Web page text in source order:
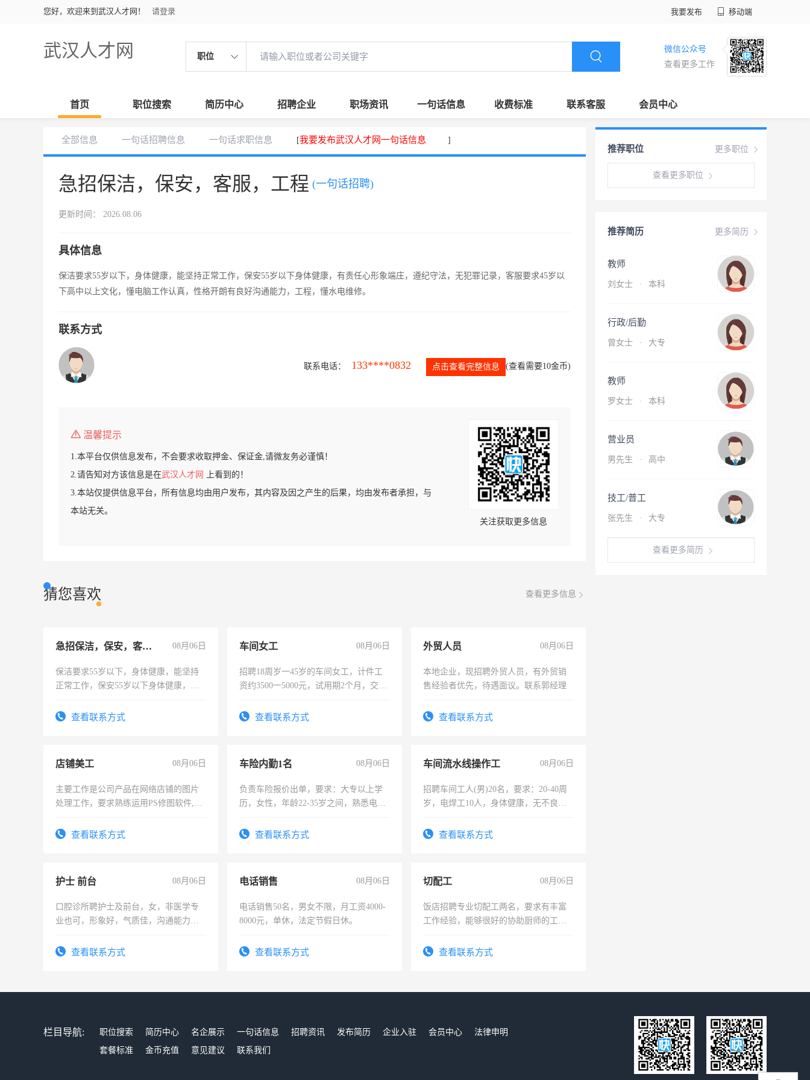
您好，欢迎来到武汉人才网！ 请登录 我要发布 移动端
武汉人才网 职位
微信公众号
查看更多工作
首页 职位搜索 简历中心 招聘企业 职场资讯 一句话信息 收费标准 联系客服 会员中心
全部信息 一句话招聘信息 一句话求职信息 [我要发布武汉人才网一句话信息 ]
急招保洁，保安，客服，工程 (一句话招聘)
更新时间： 2026.08.06
具体信息
保洁要求55岁以下，身体健康，能坚持正常工作，保安55岁以下身体健康，有责任心形象端庄，遵纪守法，无犯罪记录，客服要求45岁以
下高中以上文化，懂电脑工作认真，性格开朗有良好沟通能力，工程，懂水电维修。
联系方式
联系电话： 133****0832 点击查看完整信息 (查看需要10金币)
温馨提示
1.本平台仅供信息发布，不会要求收取押金、保证金,请微友务必谨慎！
2.请告知对方该信息是在武汉人才网
上看到的！
3.本站仅提供信息平台，所有信息均由用户发布，其内容及因之产生的后果，均由发布者承担，与
本站无关。
关注获取更多信息
猜您喜欢 查看更多信息
急招保洁，保安，客服，工程 08月06日
保洁要求55岁以下，身体健康，能坚持
正常工作，保安55岁以下身体健康，有
录，客服要求45岁以下高中以上文化，
查看联系方式
车间女工 08月06日
招聘18周岁一45岁的车间女工，计件工
资约3500一5000元，试用期2个月，交五
查看联系方式
外贸人员 08月06日
本地企业，现招聘外贸人员，有外贸销
售经验者优先，待遇面议。联系郭经理
查看联系方式
店铺美工 08月06日
主要工作是公司产品在网络店铺的图片
处理工作，要求熟练运用PS修图软件,工
查看联系方式
车险内勤1名 08月06日
负责车险报价出单，要求：大专以上学
历，女性，年龄22-35岁之间，熟悉电脑
试用期1-3个月，转正后交纳五险，
查看联系方式
车间流水线操作工 08月06日
招聘车间工人(男)20名，要求：20-40周
岁，电焊工10人，身体健康，无不良嗜
宿，免费发放劳保用品，两班倒，每月
查看联系方式
护士 前台 08月06日
口腔诊所聘护士及前台，女，非医学专
业也可，形象好，气质佳，沟通能力
查看联系方式
电话销售 08月06日
电话销售50名，男女不限，月工资4000-
8000元，单休，法定节假日休。
查看联系方式
切配工 08月06日
饭店招聘专业切配工两名，要求有丰富
工作经验，能够很好的协助厨师的工
4500。查看联系方式
更多职位
推荐职位
查看更多职位
更多简历
推荐简历
教师
刘女士 · 本科
行政/后勤
曾女士 · 大专
教师
罗女士 · 本科
营业员
男先生 · 高中
技工/普工
张先生 · 大专
查看更多简历
栏目导航: 职位搜索 简历中心 名企展示 一句话信息 招聘资讯 发布简历 企业入驻 会员中心
法律申明
套餐标准
金币充值 意见建议 联系我们